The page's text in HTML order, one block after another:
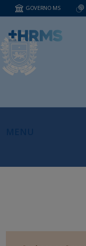
GOVERNO MS